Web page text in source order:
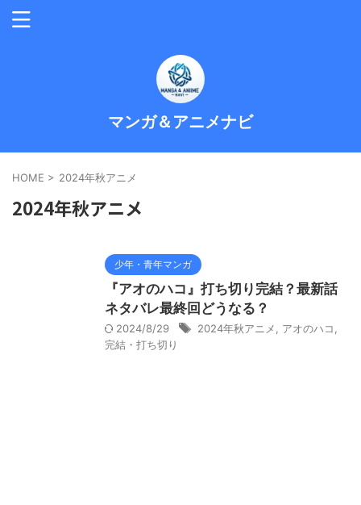
マンガ＆アニメナビ
HOME > 2024年秋アニメ
2024年秋アニメ
少年・青年マンガ
『アオのハコ』打ち切り完結？最新話
ネタバレ最終回どうなる？
2024/8/29 2024年秋アニメ アオのハコ
完結・打ち切り